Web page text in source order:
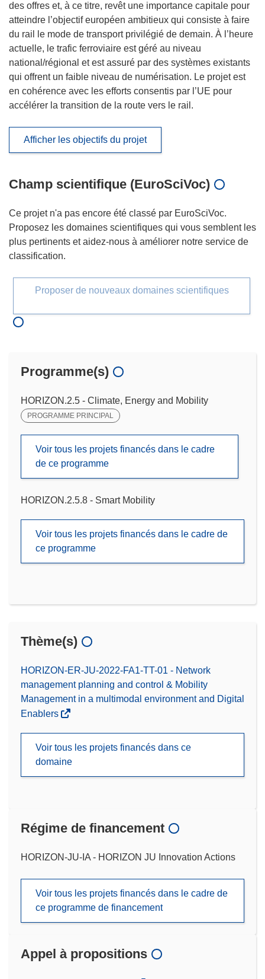
des offres et, à ce titre, revêt une importance capitale pour
atteindre l’objectif européen ambitieux qui consiste à faire
du rail le mode de transport privilégié de demain. À l’heure
actuelle, le trafic ferroviaire est géré au niveau
national/régional et est assuré par des systèmes existants
qui offrent un faible niveau de numérisation. Le projet est
en cohérence avec les efforts consentis par l’UE pour
accélérer la transition de la route vers le rail.
Afficher les objectifs du projet
Champ scientifique (EuroSciVoc)
Ce projet n'a pas encore été classé par EuroSciVoc.
Proposez les domaines scientifiques qui vous semblent les
plus pertinents et aidez-nous à améliorer notre service de
classification.
Proposer de nouveaux domaines scientifiques
Programme(s)
HORIZON.2.5 - Climate, Energy and Mobility
PROGRAMME PRINCIPAL
Voir tous les projets financés dans le cadre
de ce programme
HORIZON.2.5.8 - Smart Mobility
Voir tous les projets financés dans le cadre de
ce programme
Thème(s)
HORIZON-ER-JU-2022-FA1-TT-01 - Network
management planning and control & Mobility
Management in a multimodal environment and Digital
Enablers
Voir tous les projets financés dans ce
domaine
Régime de financement
HORIZON-JU-IA - HORIZON JU Innovation Actions
Voir tous les projets financés dans le cadre de
ce programme de financement
Appel à propositions